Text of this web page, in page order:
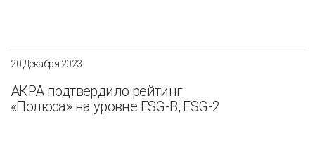
20 Декабря 2023
АКРА подтвердило рейтинг
«Полюса» на уровне ESG-B, ESG-2